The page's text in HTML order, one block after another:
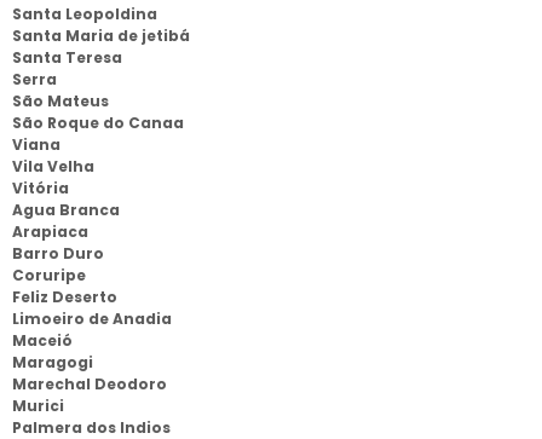
Santa Leopoldina
Santa Maria de jetibá
Santa Teresa
Serra
São Mateus
São Roque do Canaa
Viana
Vila Velha
Vitória
Agua Branca
Arapiaca
Barro Duro
Coruripe
Feliz Deserto
Limoeiro de Anadia
Maceió
Maragogi
Marechal Deodoro
Murici
Palmera dos Indios